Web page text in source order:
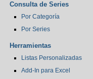
Consulta de Series
Por Categoría
Por Series
Herramientas
Listas Personalizadas
Add-In para Excel